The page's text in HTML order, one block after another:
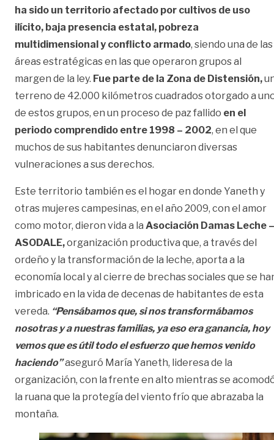
ha sido un territorio afectado por cultivos de uso
ilícito, baja presencia estatal, pobreza
multidimensional y conflicto armado, siendo una de las
áreas estratégicas en las que operaron grupos al
margen de la ley. Fue parte de la Zona de Distensión,
terreno de 42.000 kilómetros cuadrados otorgado a
de estos grupos, en un proceso de paz fallido en el
periodo comprendido entre 1998 – 2002, en el que
muchos de sus habitantes denunciaron diversas
vulneraciones a sus derechos.
Este territorio también es el hogar en donde Yaneth y
otras mujeres campesinas, en el año 2009, con el amor
como motor, dieron vida a la Asociación Damas Leche –
ASODALE,organización productiva que, a través del
ordeño y la transformación de la leche, aporta a la
economía local y al cierre de brechas sociales que se
imbricado en la vida de decenas de habitantes de esta
vereda. “Pensábamos que, si nos transformábamos
nosotras y a nuestras familias, ya eso era ganancia, hoy
vemos que es útil todo el esfuerzo que hemos venido
haciendo”aseguró María Yaneth, lideresa de la
organización, con la frente en alto mientras se
la ruana que la protegía del viento frío que abrazaba la
montaña.